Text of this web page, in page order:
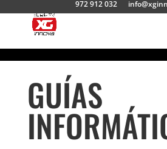
972 912 032
GUÍAS